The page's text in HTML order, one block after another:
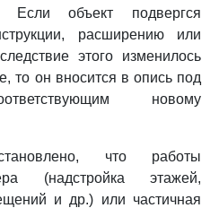
Если объект подвергся
расширению или
этого изменилось
то он вносится в опись под
новому
что работы
(надстройка этажей,
и др.) или частичная